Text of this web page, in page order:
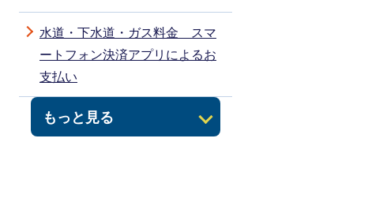
もっと見る
水道・下水道・ガス料金 スマ
ートフォン決済アプリによるお
支払い